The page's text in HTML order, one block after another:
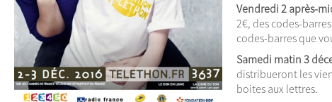
Vendredi 2 après-
2€, des codes-
codes-barres que
Samedi matin 3
distribueront les
boites aux lettres.